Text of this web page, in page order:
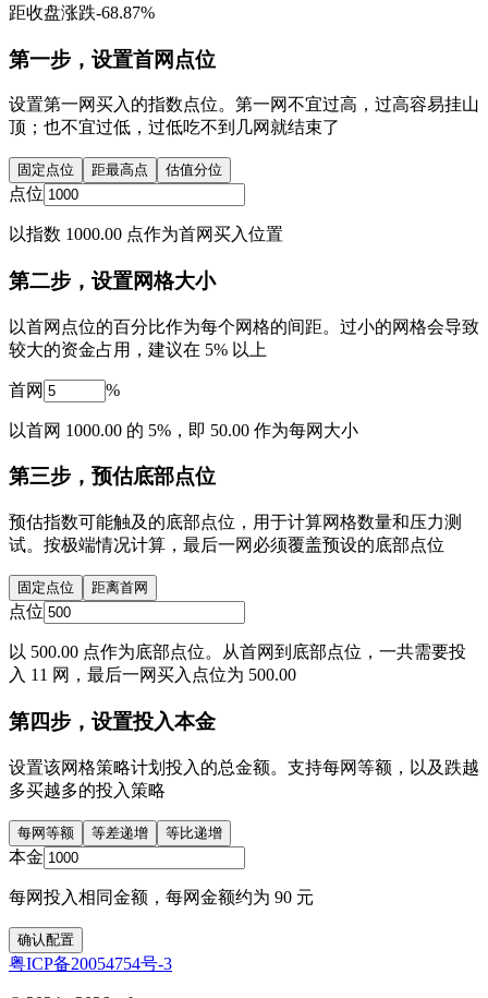
距收盘涨跌-68.87%
第一步，设置首网点位
设置第一网买入的指数点位。第一网不宜过高，过高容易挂山
顶；也不宜过低，过低吃不到几网就结束了
固定点位 距最高点 估值分位
点位
以指数 1000.00 点作为首网买入位置
第二步，设置网格大小
以首网点位的百分比作为每个网格的间距。过小的网格会导致
较大的资金占用，建议在 5% 以上
首网 %
以首网 1000.00 的 5%，即 50.00 作为每网大小
第三步，预估底部点位
预估指数可能触及的底部点位，用于计算网格数量和压力测
试。按极端情况计算，最后一网必须覆盖预设的底部点位
固定点位 距离首网
点位
以 500.00 点作为底部点位。从首网到底部点位，一共需要投
入 11 网，最后一网买入点位为 500.00
第四步，设置投入本金
设置该网格策略计划投入的总金额。支持每网等额，以及跌越
多买越多的投入策略
每网等额 等差递增 等比递增
本金
每网投入相同金额，每网金额约为 90 元
确认配置
粤ICP备20054754号-3